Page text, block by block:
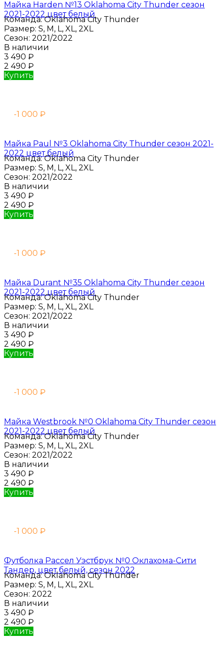
Майка Harden №13 Oklahoma City Thunder сезон
2021-2022 цвет белый
Команда:Oklahoma City Thunder
Размер: S, M, L, XL, 2XL
Сезон: 2021/2022
В наличии
3 490 ₽
2 490 ₽
Купить
-1 000 ₽
Майка Paul №3 Oklahoma City Thunder сезон 2021-
2022 цвет белый
Команда:Oklahoma City Thunder
Размер: S, M, L, XL, 2XL
Сезон: 2021/2022
В наличии
3 490 ₽
2 490 ₽
Купить
-1 000 ₽
Майка Durant №35 Oklahoma City Thunder сезон
2021-2022 цвет белый
Команда:Oklahoma City Thunder
Размер: S, M, L, XL, 2XL
Сезон: 2021/2022
В наличии
3 490 ₽
2 490 ₽
Купить
-1 000 ₽
Майка Westbrook №0 Oklahoma City Thunder сезон
2021-2022 цвет белый
Команда:Oklahoma City Thunder
Размер: S, M, L, XL, 2XL
Сезон: 2021/2022
В наличии
3 490 ₽
2 490 ₽
Купить
-1 000 ₽
Футболка Рассел Уэстбрук №0 Оклахома-Сити
Тандер, цвет белый, сезон 2022
Команда:Oklahoma City Thunder
Размер: S, M, L, XL, 2XL
Сезон: 2022
В наличии
3 490 ₽
2 490 ₽
Купить